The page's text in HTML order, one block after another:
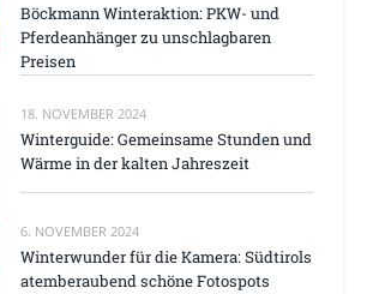
Böckmann Winteraktion: PKW- und
Pferdeanhänger zu unschlagbaren
Preisen
18. NOVEMBER 2024
Winterguide: Gemeinsame Stunden und
Wärme in der kalten Jahreszeit
6. NOVEMBER 2024
Winterwunder für die Kamera: Südtirols
atemberaubend schöne Fotospots